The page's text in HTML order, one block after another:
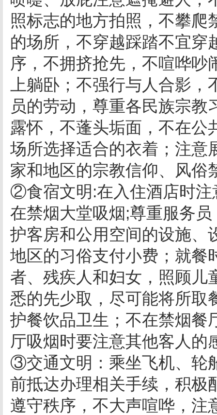
照标志的地方拍照，不攀爬
的场所，不穿越踩踏不宜穿
序，不拥挤抢先，不喧哗吵
上躺卧；不强行与人合影
员的劳动，尊重各民族宗
露怀，不蓬头垢面，不在公
场所选择适合的衣着；注意
家和地区的宗教信仰、风俗
②食宿文明:在入住酒店时注
在禁烟大堂吸烟;尊重服务
护客房和公用空间的设施、
地区的习俗支付小费；就餐
者、残疾人和妇女，照顾儿
悉的先少取，尽可能将所取
护餐饮品卫生；不在禁烟餐
厅吸烟时要注意其他客人的
③交通文明：乘坐飞机、轮
前抵达办理相关手续，积极
遵守秩序，不大声喧哗，注